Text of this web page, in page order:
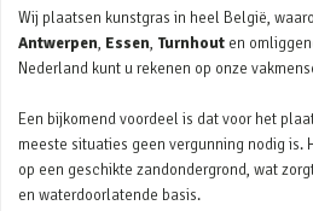
Wij plaatsen kunstgras in heel België,
Antwerpen, Essen, Turnhout en
Nederland kunt u rekenen op onze
Een bijkomend voordeel is dat voor het
meeste situaties geen vergunning nodig is.
op een geschikte zandondergrond, wat
en waterdoorlatende basis.